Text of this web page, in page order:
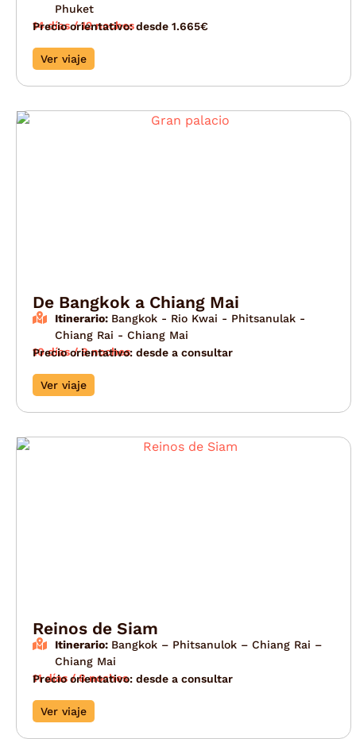
Phuket
14 días / 12 noches
Precio orientativo: desde 1.665€
Ver viaje
De Bangkok a Chiang Mai
Itinerario: Bangkok - Rio Kwai - Phitsanulak -
Chiang Rai - Chiang Mai
10 días / 8 noches
Precio orientativo: desde a consultar
Ver viaje
Reinos de Siam
Itinerario: Bangkok – Phitsanulok – Chiang Rai –
Chiang Mai
11 días / 8 noches
Precio orientativo: desde a consultar
Ver viaje